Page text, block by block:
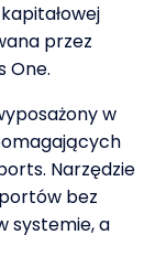
przez
One.
w
Narzędzie
bez
systemie, a